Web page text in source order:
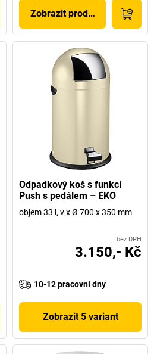
Zobrazit produkt
Odpadkový koš s funkcí
Push s pedálem – EKO
objem 33 l, v x Ø 700 x 350 mm
bez DPH
3.150,- Kč
10-12 pracovní dny
Zobrazit 5 variant